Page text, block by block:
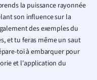
la puissance rayonnée
son influence sur la
des exemples du
et tu feras même un saut
toi à embarquer pour
et l'application du